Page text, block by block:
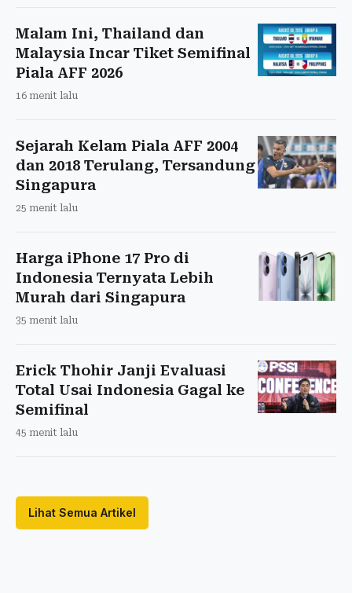
Malam Ini, Thailand dan
Malaysia Incar Tiket Semifinal
Piala AFF 2026
16 menit lalu
Sejarah Kelam Piala AFF 2004
dan 2018 Terulang, Tersandung
Singapura
25 menit lalu
Harga iPhone 17 Pro di
Indonesia Ternyata Lebih
Murah dari Singapura
35 menit lalu
Erick Thohir Janji Evaluasi
Total Usai Indonesia Gagal ke
Semifinal
45 menit lalu
Lihat Semua Artikel